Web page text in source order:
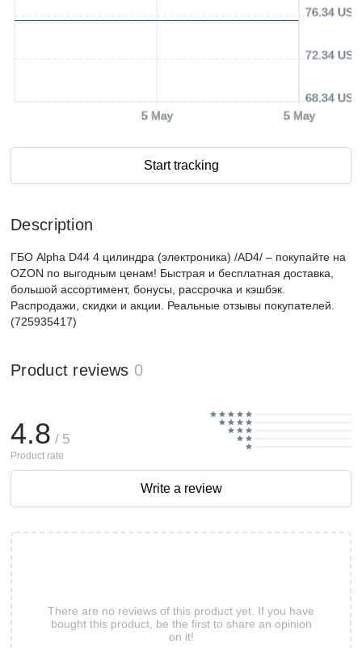
5 May 5 May
68.34 USD
72.34 USD
76.34 USD
Start tracking
Description
ГБО Alpha D44 4 цилиндра (электроника) /AD4/ – покупайте на
OZON по выгодным ценам! Быстрая и бесплатная доставка,
большой ассортимент, бонусы, рассрочка и кэшбэк.
Распродажи, скидки и акции. Реальные отзывы покупателей.
(725935417)
Product reviews 0
There are no reviews of this product yet. If you have
bought this product, be the first to share an opinion
on it!
4.8 / 5
Product rate
Write a review